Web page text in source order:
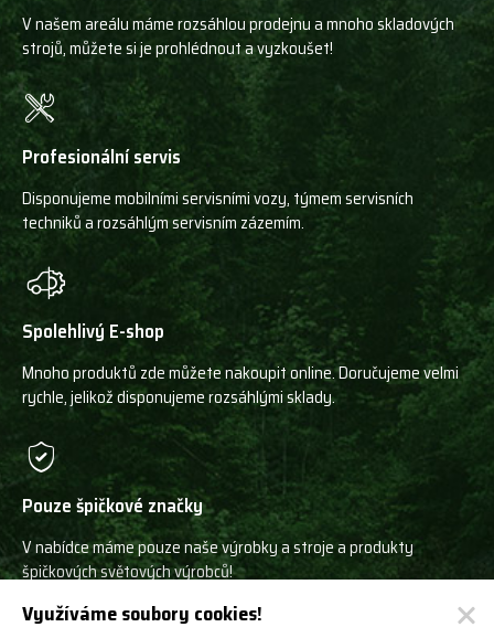
V našem areálu máme rozsáhlou prodejnu a mnoho skladových
strojů, můžete si je prohlédnout a vyzkoušet!
Profesionální servis
Disponujeme mobilními servisními vozy, týmem servisních
techniků a rozsáhlým servisním zázemím.
Spolehlivý E-shop
Mnoho produktů zde můžete nakoupit online. Doručujeme velmi
rychle, jelikož disponujeme rozsáhlými sklady.
Pouze špičkové značky
V nabídce máme pouze naše výrobky a stroje a produkty
špičkových světových výrobců!
Využíváme soubory cookies!